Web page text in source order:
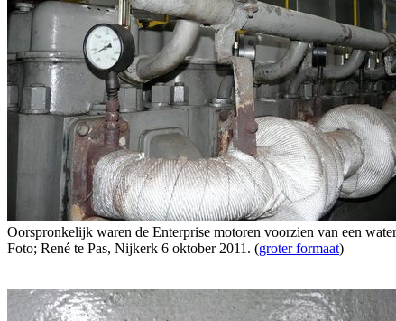
Oorspronkelijk waren de Enterprise motoren voorzien van een
Foto; René te Pas, Nijkerk 6 oktober 2011. (groter formaat)